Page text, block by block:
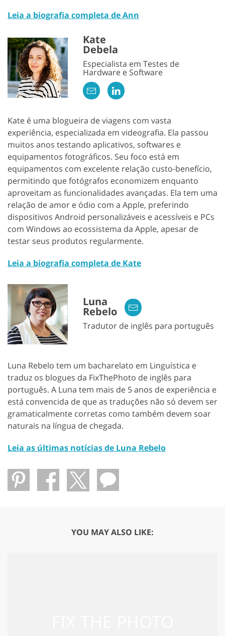
Leia a biografia completa de Ann
Kate
Debela
Especialista em Testes de
Hardware e Software
Kate é uma blogueira de viagens com vasta
experiência, especializada em videografia. Ela passou
muitos anos testando aplicativos, softwares e
equipamentos fotográficos. Seu foco está em
equipamentos com excelente relação custo-benefício,
permitindo que fotógrafos economizem enquanto
aproveitam as funcionalidades avançadas. Ela tem uma
relação de amor e ódio com a Apple, preferindo
dispositivos Android personalizáveis ​​e acessíveis e PCs
com Windows ao ecossistema da Apple, apesar de
testar seus produtos regularmente.
Leia a biografia completa de Kate
Luna
Rebelo
Tradutor de inglês para português
Luna Rebelo tem um bacharelato em Linguística e
traduz os blogues da FixThePhoto de inglês para
português. A Luna tem mais de 5 anos de experiência e
está convencida de que as traduções não só devem ser
gramaticalmente corretas como também devem soar
naturais na língua de chegada.
Leia as últimas notícias de Luna Rebelo
YOU MAY ALSO LIKE: